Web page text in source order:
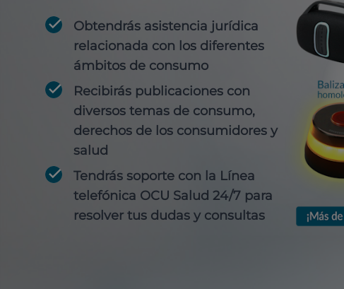
Obtendrás asistencia jurídica
relacionada con los diferentes
ámbitos de consumo
Recibirás publicaciones con
diversos temas de consumo,
derechos de los consumidores y
salud
Tendrás soporte con la Línea
telefónica OCU Salud 24/7 para
resolver tus dudas y consultas